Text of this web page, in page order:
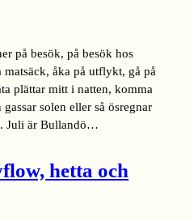
på besök, på besök hos
åka på utflykt, gå på
plättar mitt i natten, komma
solen eller så ösregnar
Juli är Bullandö…
hetta och